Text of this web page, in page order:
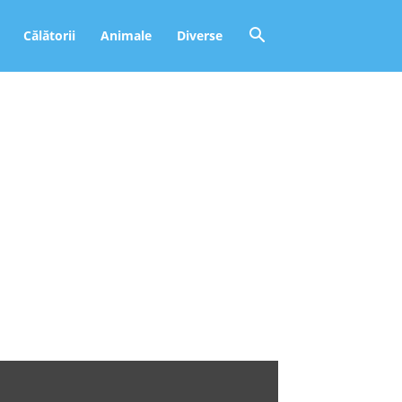
Călătorii Animale Diverse